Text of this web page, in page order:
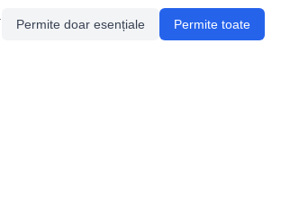
Permite doar esențiale Permite toate